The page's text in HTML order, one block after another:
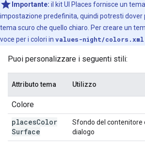
Importante: il kit UI Places fornisce un
impostazione predefinita, quindi potresti dover
tema scuro che quello chiaro. Per creare un
voce per i colori in values-night/colors.xml
Puoi personalizzare i seguenti stili:
Attributo tema Utilizzo
Colore
placesColor
Surface
Sfondo del contenitore
dialogo